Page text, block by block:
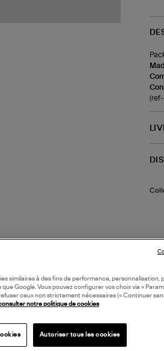
(ref-
similaires à des fins de performance, personnalisation,
Google. Vous pouvez configurer vos choix via «
ceux non strictement nécessaires (« Continuer
notre politique de cookies
Autoriser tous les cookies